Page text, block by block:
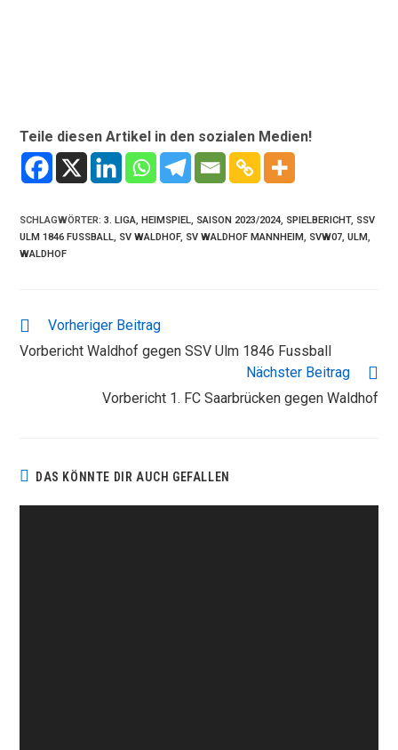
Teile diesen Artikel in den sozialen Medien!
SCHLAGWÖRTER:3. LIGA, HEIMSPIEL, SAISON 2023/2024, SPIELBERICHT, SSV
ULM 1846 FUSSBALL, SV WALDHOF, SV WALDHOF MANNHEIM, SVW07, ULM,
WALDHOF
WEITERE
ANSEHEN
Vorheriger Beitrag
Vorbericht Waldhof gegen SSV Ulm 1846 Fussball
Nächster Beitrag
Vorbericht 1. FC Saarbrücken gegen Waldhof
DAS KÖNNTE DIR AUCH GEFALLEN